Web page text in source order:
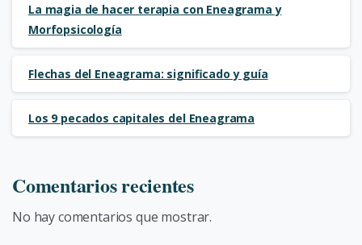
La magia de hacer terapia con Eneagrama y
Morfopsicología
Flechas del Eneagrama: significado y guía
Los 9 pecados capitales del Eneagrama
Comentarios recientes
No hay comentarios que mostrar.